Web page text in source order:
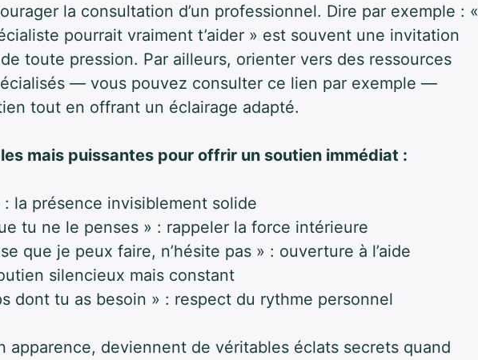
la consultation d’un professionnel. Dire par exemple : «
pourrait vraiment t’aider » est souvent une invitation
toute pression. Par ailleurs, orienter vers des ressources
— vous pouvez consulter ce lien par exemple —
tout en offrant un éclairage adapté.
mais puissantes pour offrir un soutien immédiat :
la présence invisiblement solide
tu ne le penses » : rappeler la force intérieure
que je peux faire, n’hésite pas » : ouverture à l’aide
silencieux mais constant
dont tu as besoin » : respect du rythme personnel
apparence, deviennent de véritables éclats secrets quand